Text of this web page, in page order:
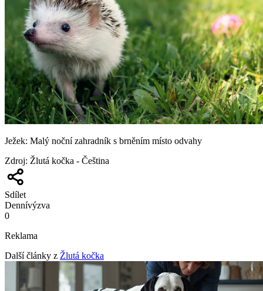
Ježek: Malý noční zahradník s brněním místo odvahy
Zdroj: Žlutá kočka - Čeština
Sdílet
Dennívýzva
0
Reklama
Další články z Žlutá kočka